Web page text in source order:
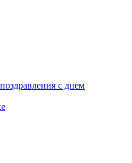
с днем